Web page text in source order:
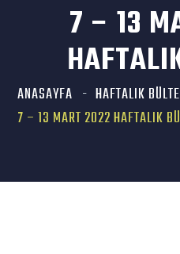
7 – 13
ANASAYFA
HAFTALIK
7 – 13 MART 2022 HAFTALIK